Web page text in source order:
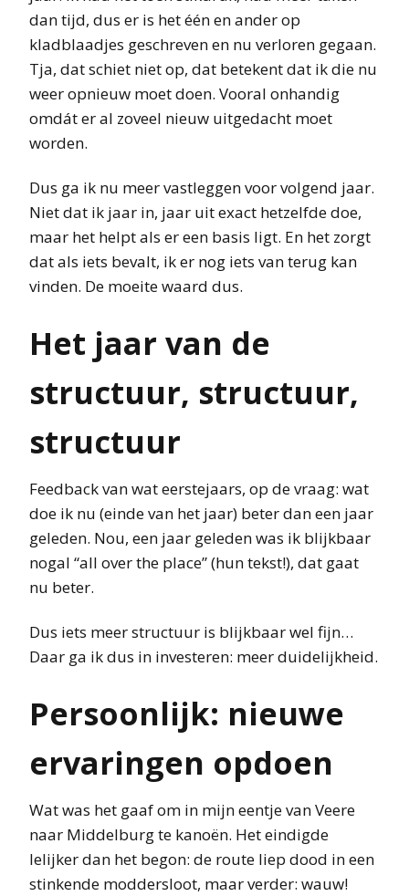
dan tijd, dus er is het één en ander op
kladblaadjes geschreven en nu verloren gegaan.
Tja, dat schiet niet op, dat betekent dat ik die nu
weer opnieuw moet doen. Vooral onhandig
omdát er al zoveel nieuw uitgedacht moet
worden.
Dus ga ik nu meer vastleggen voor volgend jaar.
Niet dat ik jaar in, jaar uit exact hetzelfde doe,
maar het helpt als er een basis ligt. En het zorgt
dat als iets bevalt, ik er nog iets van terug kan
vinden. De moeite waard dus.
Het jaar van de
structuur, structuur,
structuur
Feedback van wat eerstejaars, op de vraag: wat
doe ik nu (einde van het jaar) beter dan een jaar
geleden. Nou, een jaar geleden was ik blijkbaar
nogal “all over the place” (hun tekst!), dat gaat
nu beter.
Dus iets meer structuur is blijkbaar wel fijn…
Daar ga ik dus in investeren: meer duidelijkheid.
Persoonlijk: nieuwe
ervaringen opdoen
Wat was het gaaf om in mijn eentje van Veere
naar Middelburg te kanoën. Het eindigde
lelijker dan het begon: de route liep dood in een
stinkende moddersloot, maar verder: wauw!